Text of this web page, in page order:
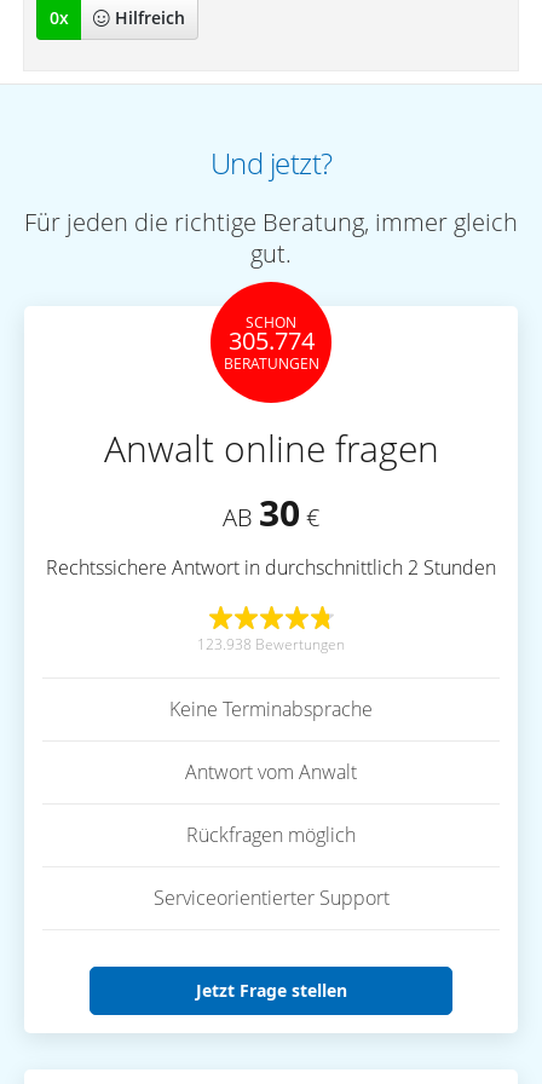
0x Hilfreich
Und jetzt?
Für jeden die richtige Beratung, immer gleich
gut.
SCHON
305.774
BERATUNGEN
Anwalt online fragen
AB 30 €
Rechtssichere Antwort in durchschnittlich 2 Stunden
123.938 Bewertungen
Keine Terminabsprache
Antwort vom Anwalt
Rückfragen möglich
Serviceorientierter Support
Jetzt Frage stellen